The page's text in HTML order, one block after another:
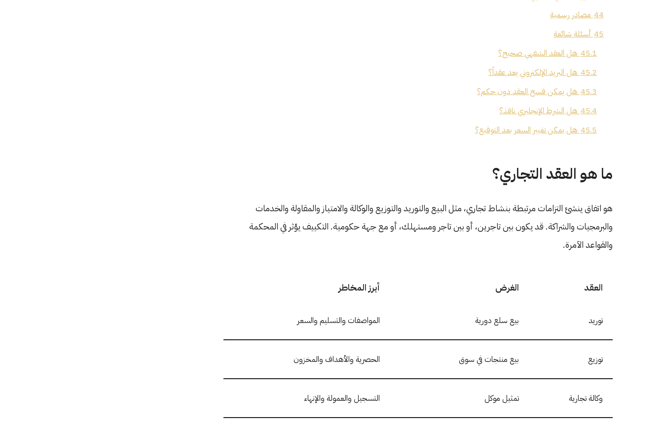
44 مصادر رسمية
45 أسئلة شائعة
45.1 هل العقد الشفهي صحيح؟
45.2 هل البريد الإلكتروني يعد عقداً؟
45.3 هل يمكن فسخ العقد دون حكم؟
45.4 هل الشرط الإنجليزي نافذ؟
45.5 هل يمكن تغيير السعر بعد التوقيع؟
ما هو العقد التجاري؟
هو اتفاق ينشئ التزامات مرتبطة بنشاط تجاري، مثل البيع والتوريد والتوزيع والوكالة والامتياز والمقاولة والخدمات
والبرمجيات والشراكة. قد يكون بين تاجرين، أو بين تاجر ومستهلك، أو مع جهة حكومية. التكييف يؤثر في المحكمة
والقواعد الآمرة.
العقد الغرض أبرز المخاطر
توريد بيع سلع دورية المواصفات والتسليم والسعر
توزيع بيع منتجات في سوق الحصرية والأهداف والمخزون
وكالة تجارية تمثيل موكل التسجيل والعمولة والإنهاء